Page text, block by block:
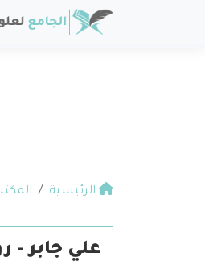
الرئيسية
علي جابر -